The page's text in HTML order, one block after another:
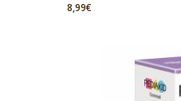
8,99€